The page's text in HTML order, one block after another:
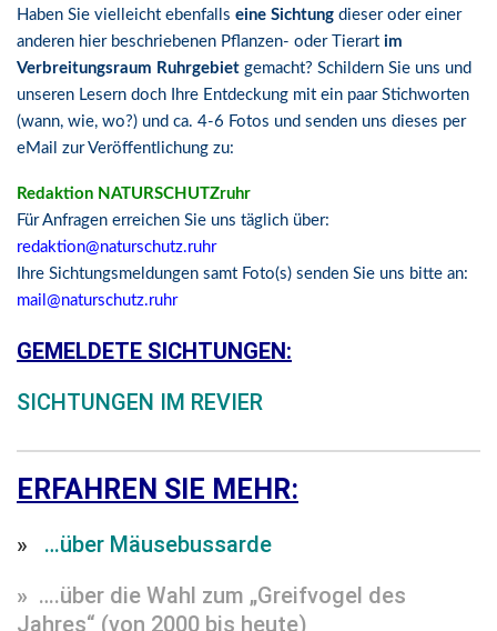
Haben Sie vielleicht ebenfalls eine Sichtung dieser oder einer
anderen hier beschriebenen Pflanzen- oder Tierart im
Verbreitungsraum Ruhrgebiet gemacht? Schildern Sie uns und
unseren Lesern doch Ihre Entdeckung mit ein paar Stichworten
(wann, wie, wo?) und ca. 4-6 Fotos und senden uns dieses per
eMail zur Veröffentlichung zu:
Redaktion NATURSCHUTZruhr
Für Anfragen erreichen Sie uns täglich über:
redaktion@naturschutz.ruhr
Ihre Sichtungsmeldungen samt Foto(s) senden Sie uns bitte an:
mail@naturschutz.ruhr
GEMELDETE SICHTUNGEN:
SICHTUNGEN IM REVIER
ERFAHREN SIE MEHR:
» …über Mäusebussarde
» ….über die Wahl zum „Greifvogel des
Jahres“ (von 2000 bis heute)